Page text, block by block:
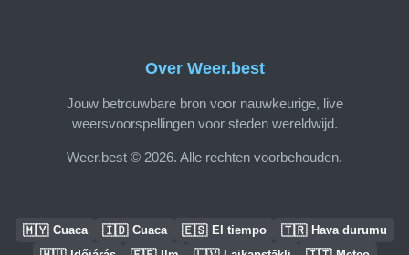
Over Weer.best
Jouw betrouwbare bron voor nauwkeurige, live
weersvoorspellingen voor steden wereldwijd.
Weer.best © 2026. Alle rechten voorbehouden.
🇲🇾 Cuaca 🇮🇩 Cuaca 🇪🇸 El tiempo 🇹🇷 Hava durumu